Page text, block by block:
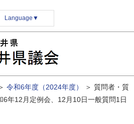
Language ▼
令和6年度（2024年度） ＞ 質問者・質
6年12月定例会、12月10日一般質問1日